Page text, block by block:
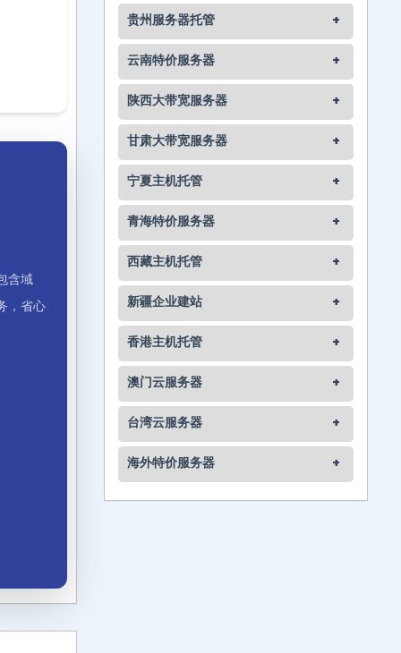
含域
，省心
贵州服务器托管 +
云南特价服务器 +
陕西大带宽服务器 +
甘肃大带宽服务器 +
宁夏主机托管 +
青海特价服务器 +
西藏主机托管 +
新疆企业建站 +
香港主机托管 +
澳门云服务器 +
台湾云服务器 +
海外特价服务器 +